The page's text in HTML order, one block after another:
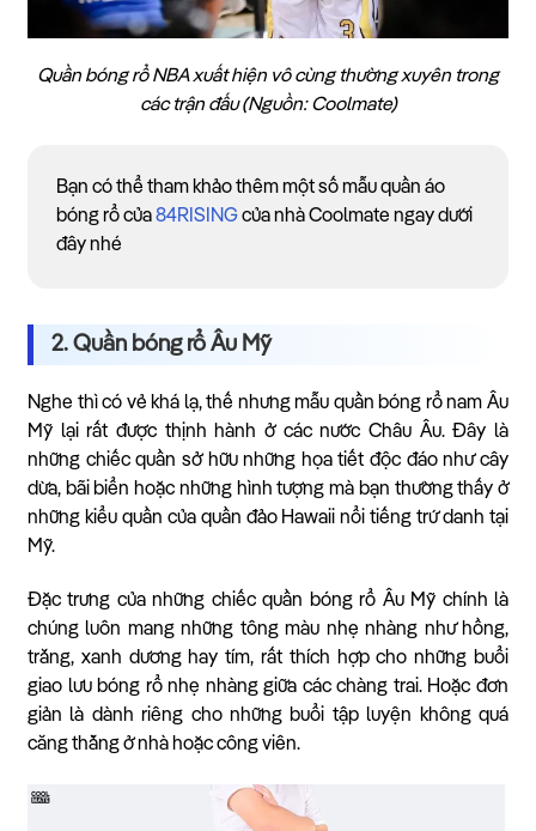
Quần bóng rổ NBA xuất hiện vô cùng thường xuyên trong
các trận đấu (Nguồn: Coolmate)
Bạn có thể tham khảo thêm một số mẫu quần áo
bóng rổ của84RISINGcủa nhà Coolmate ngay dưới
đây nhé
2. Quần bóng rổ Âu Mỹ
Nghe thì có vẻ khá lạ, thế nhưng mẫu quần bóng rổ nam Âu
Mỹ lại rất được thịnh hành ở các nước Châu Âu. Đây là
những chiếc quần sở hữu những họa tiết độc đáo như cây
dừa, bãi biển hoặc những hình tượng mà bạn thường thấy ở
những kiểu quần của quần đảo Hawaii nổi tiếng trứ danh tại
Mỹ.
Đặc trưng của những chiếc quần bóng rổ Âu Mỹ chính là
chúng luôn mang những tông màu nhẹ nhàng như hồng,
trắng, xanh dương hay tím, rất thích hợp cho những buổi
giao lưu bóng rổ nhẹ nhàng giữa các chàng trai. Hoặc đơn
giản là dành riêng cho những buổi tập luyện không quá
căng thẳng ở nhà hoặc công viên.